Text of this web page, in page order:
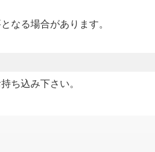
なる場合があります。
ち込み下さい。